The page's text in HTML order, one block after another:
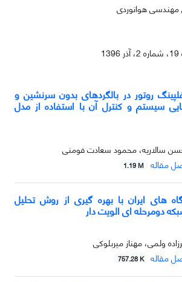
روتور در بالگردهای بدون سرنشین و
سیستم و کنترل آن با استفاده از مدل
سالاریه، محمود سعادت فومنی
مقاله 1.19 M
های ایران با بهره گیری از روش تحلیل
دومرحله ای الویت دار
ولمی، مهناز میربلوکی
مقاله 757.28 K